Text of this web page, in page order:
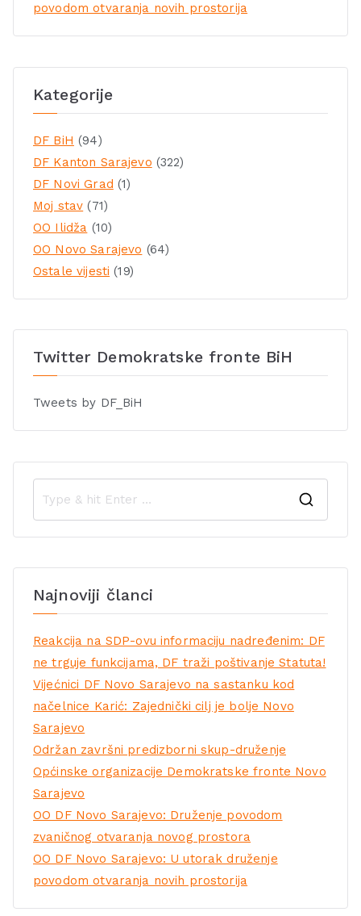
povodom otvaranja novih prostorija
Kategorije
DF BiH (94)
DF Kanton Sarajevo (322)
DF Novi Grad (1)
Moj stav (71)
OO Ilidža (10)
OO Novo Sarajevo (64)
Ostale vijesti (19)
Twitter Demokratske fronte BiH
Tweets by DF_BiH
Najnoviji članci
Reakcija na SDP-ovu informaciju nadređenim: DF
ne trguje funkcijama, DF traži poštivanje Statuta!
Vijećnici DF Novo Sarajevo na sastanku kod
načelnice Karić: Zajednički cilj je bolje Novo
Sarajevo
Održan završni predizborni skup-druženje
Općinske organizacije Demokratske fronte Novo
Sarajevo
OO DF Novo Sarajevo: Druženje povodom
zvaničnog otvaranja novog prostora
OO DF Novo Sarajevo: U utorak druženje
povodom otvaranja novih prostorija